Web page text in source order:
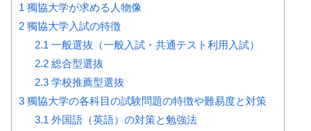
1 獨協大学が求める人物像
2 獨協大学入試の特徴
2.1 一般選抜（一般入試・共通テスト利用入試）
2.2総合型選抜
2.3学校推薦型選抜
3 獨協大学の各科目の試験問題の特徴や難易度と対策
3.1 外国語（英語）の対策と勉強法